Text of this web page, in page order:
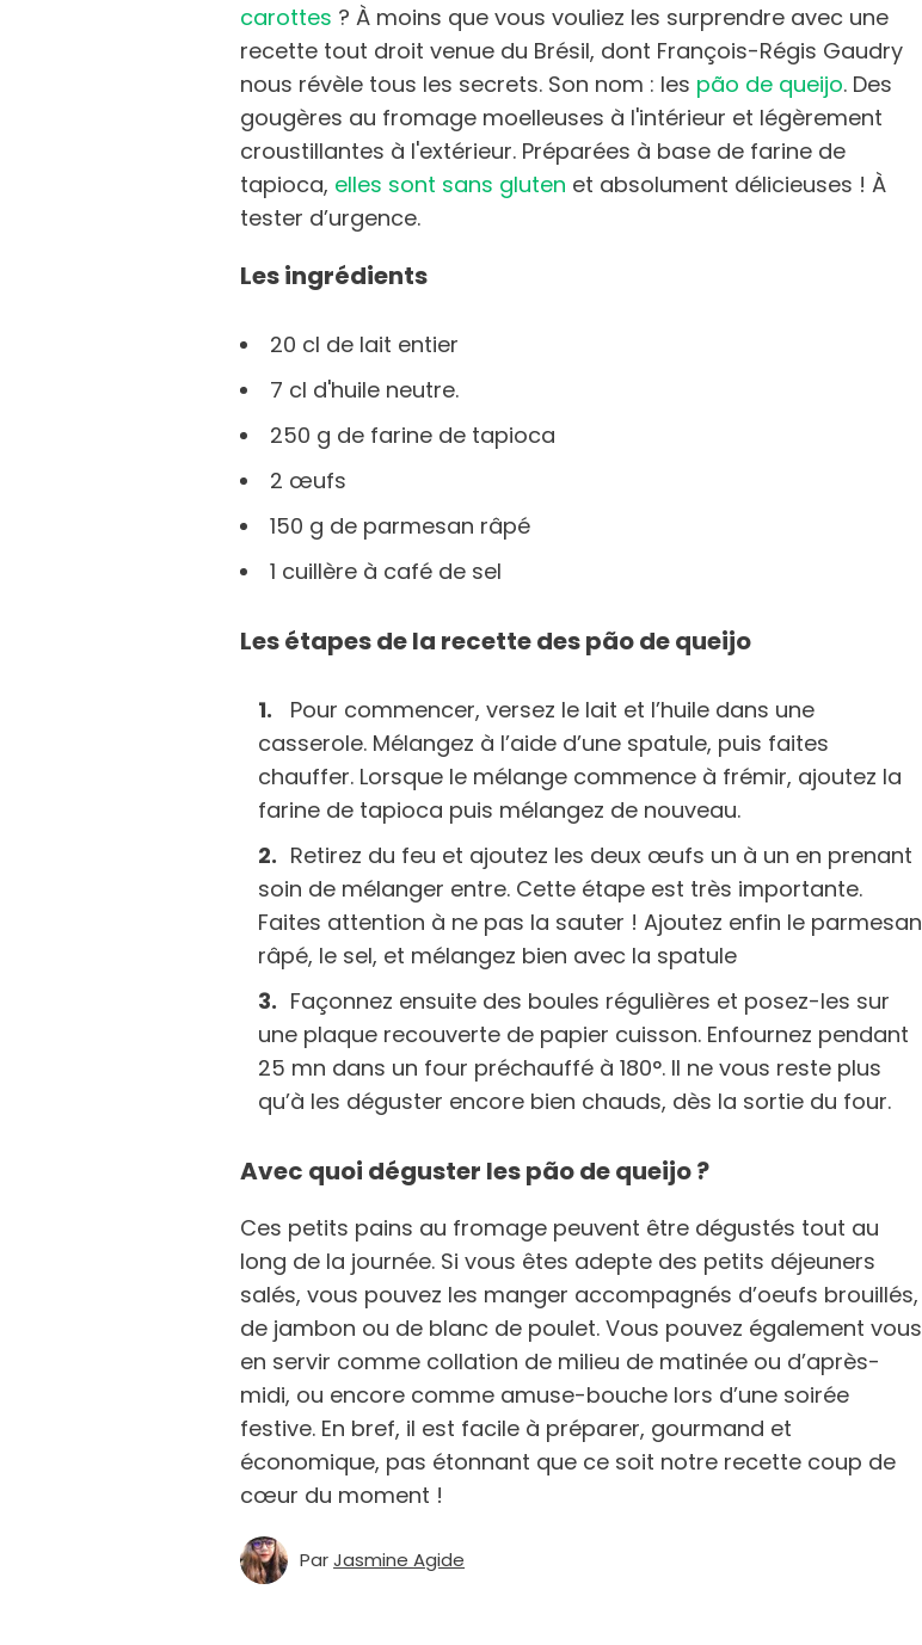
carottes ? À moins que vous vouliez les surprendre avec une
recette tout droit venue du Brésil, dont François-Régis Gaudry
nous révèle tous les secrets. Son nom : les pão de queijo. Des
gougères au fromage moelleuses à l'intérieur et légèrement
croustillantes à l'extérieur. Préparées à base de farine de
tapioca, elles sont sans gluten et absolument délicieuses ! À
tester d’urgence.
Les ingrédients
20 cl de lait entier
7 cl d'huile neutre.
250 g de farine de tapioca
2 œufs
150 g de parmesan râpé
1 cuillère à café de sel
Les étapes de la recette des pão de queijo
Pour commencer, versez le lait et l’huile dans une
casserole. Mélangez à l’aide d’une spatule, puis faites
chauffer. Lorsque le mélange commence à frémir, ajoutez la
farine de tapioca puis mélangez de nouveau.
Retirez du feu et ajoutez les deux œufs un à un en prenant
soin de mélanger entre. Cette étape est très importante.
Faites attention à ne pas la sauter ! Ajoutez enfin le parmesan
râpé, le sel, et mélangez bien avec la spatule
Façonnez ensuite des boules régulières et posez-les sur
une plaque recouverte de papier cuisson. Enfournez pendant
25 mn dans un four préchauffé à 180°. Il ne vous reste plus
qu’à les déguster encore bien chauds, dès la sortie du four.
Avec quoi déguster les pão de queijo ?
Ces petits pains au fromage peuvent être dégustés tout au
long de la journée. Si vous êtes adepte des petits déjeuners
salés, vous pouvez les manger accompagnés d’oeufs brouillés,
de jambon ou de blanc de poulet. Vous pouvez également vous
en servir comme collation de milieu de matinée ou d’après-
midi, ou encore comme amuse-bouche lors d’une soirée
festive. En bref, il est facile à préparer, gourmand et
économique, pas étonnant que ce soit notre recette coup de
cœur du moment !
ParJasmine Agide